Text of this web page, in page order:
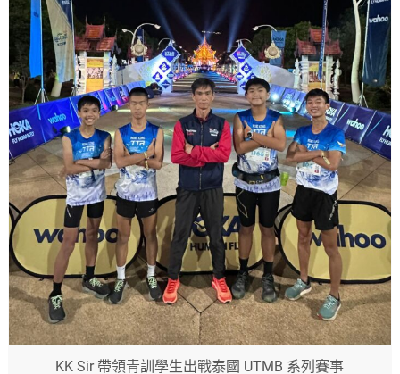
KK Sir 帶領青訓學生出戰泰國 UTMB 系列賽事